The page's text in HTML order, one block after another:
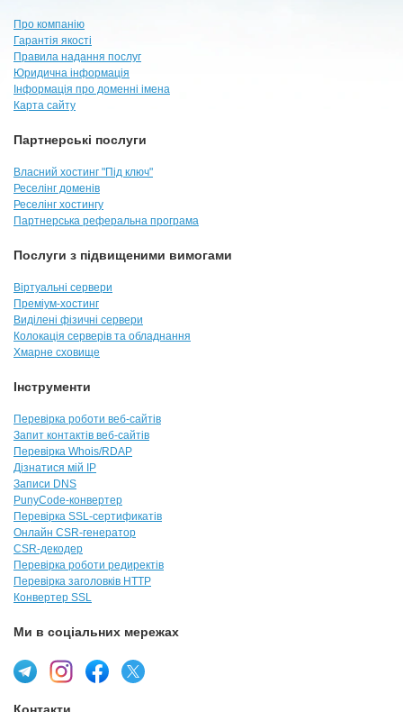
Про компанію
Гарантія якості
Правила надання послуг
Юридична інформація
Інформація про доменні імена
Карта сайту
Партнерські послуги
Власний хостинг "Під ключ"
Реселінг доменів
Реселінг хостингу
Партнерська реферальна програма
Послуги з підвищеними вимогами
Віртуальні сервери
Преміум-хостинг
Виділені фізичні сервери
Колокація серверів та обладнання
Хмарне сховище
Інструменти
Перевірка роботи веб-сайтів
Запит контактів веб-сайтів
Перевірка Whois/RDAP
Дізнатися мій IP
Записи DNS
PunyCode-конвертер
Перевірка SSL-сертификатів
Онлайн CSR-генератор
CSR-декодер
Перевірка роботи редиректів
Перевірка заголовків HTTP
Конвертер SSL
Ми в соціальних мережах